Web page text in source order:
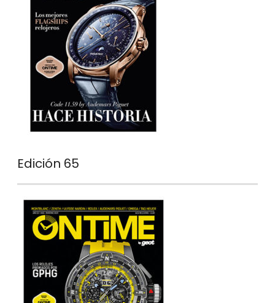
Edición 65